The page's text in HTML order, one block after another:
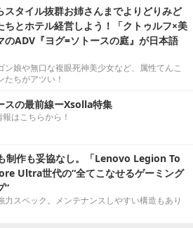
スタイル抜群お姉さんまでよりどりみど
ちとホテル経営しよう！「クトゥルフ×美
のADV『ヨグ=ソトースの庭』が日本語
ン娘や無口な複眼死神美少女など、属性てんこ
たちがアツい！
スの最前線ーXsolla特集
はこちらから！
制作も妥協なし。「Lenovo Legion To
Ultra世代の“全てこなせるゲーミング
”
力スペック。メンテナンスしやすい構造もあり